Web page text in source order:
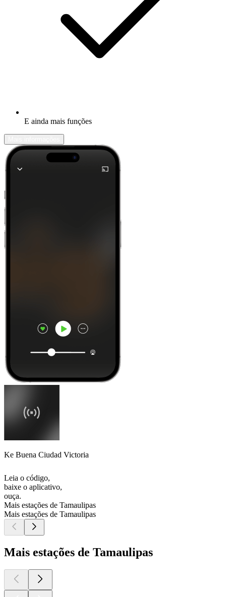
E ainda mais funções
Ke Buena Ciudad Victoria
Leia o código,
baixe o aplicativo,
ouça.
Mais estações de Tamaulipas
Mais estações de Tamaulipas
Mais estações de Tamaulipas